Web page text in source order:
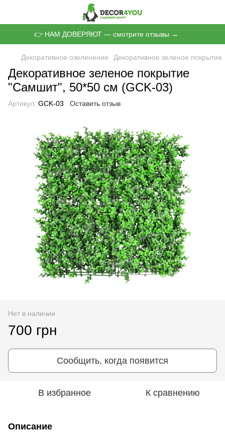
👉 НАМ ДОВЕРЯЮТ — смотрите отзывы →
Декоративное озеленение Декоративное зеленое покрытие
Декоративное зеленое покрытие
"Самшит", 50*50 см (GCK-03)
Артикул: GCK-03 Оставить отзыв
Нет в наличии
700 грн
Сообщить, когда появится
В избранное К сравнению
Описание